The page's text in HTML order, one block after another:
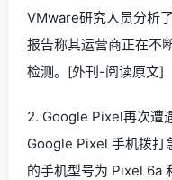
VMware研究人员分析
报告称其运营商正在不
检测。[外刊-阅读原文]
2. Google Pixel再次遭
Google Pixel 手机拨打
的手机型号为 Pixel 6a